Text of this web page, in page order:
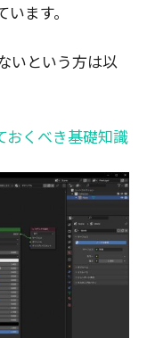
ます。
いという方は以
おくべき基礎知識